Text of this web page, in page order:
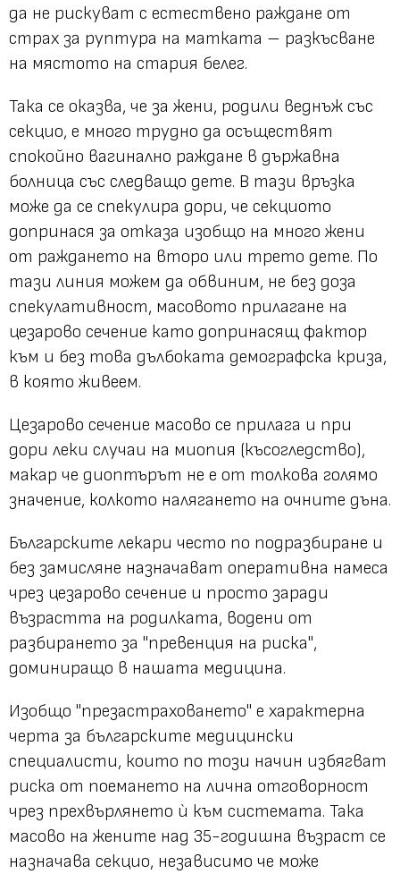
да не рискуват с естествено раждане от
страх за руптура на матката – разкъсване
на мястото на стария белег.
Така се оказва, че за жени, родили веднъж със
секцио, е много трудно да осъществят
спокойно вагинално раждане в държавна
болница със следващо дете. В тази връзка
може да се спекулира дори, че секциото
допринася за отказа изобщо на много жени
от раждането на второ или трето дете. По
тази линия можем да обвиним, не без доза
спекулативност, масовото прилагане на
цезарово сечение като допринасящ фактор
към и без това дълбоката демографска криза,
в която живеем.
Цезарово сечение масово се прилага и при
дори леки случаи на миопия (късогледство),
макар че диоптърът не е от толкова голямо
значение, колкото налягането на очните дъна.
Българските лекари често по подразбиране и
без замисляне назначават оперативна намеса
чрез цезарово сечение и просто заради
възрастта на родилката, водени от
разбирането за "превенция на риска",
доминиращо в нашата медицина.
Изобщо "презастраховането" е характерна
черта за българските медицински
специалисти, които по този начин избягват
риска от поемането на лична отговорност
чрез прехвърлянето ѝ към системата. Така
масово на жените над 35-годишна възраст се
назначава секцио, независимо че може